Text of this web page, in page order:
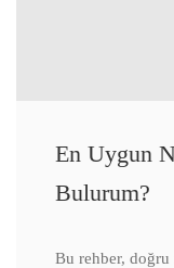
En Uygun
Bulurum?
Bu rehber, doğru